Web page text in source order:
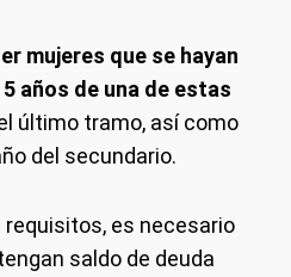
mujeres que se hayan
años de una de estas
último tramo, así como
del secundario.
es necesario
saldo de deuda